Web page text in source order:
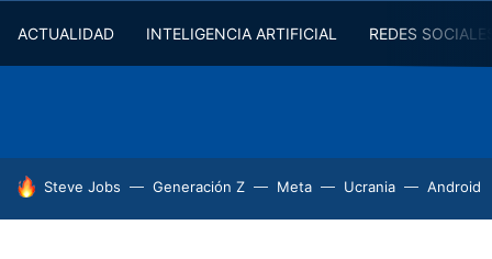
ACTUALIDAD INTELIGENCIA ARTIFICIAL REDES
HOY SE HABLA DE
Steve Jobs Generación Z Meta Ucrania Android